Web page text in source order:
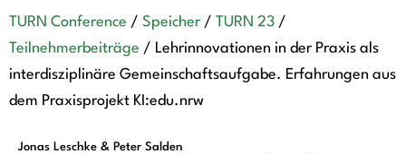
TURN Conference / Speicher / TURN 23 /
Teilnehmerbeiträge / Lehrinnovationen in der Praxis als
interdisziplinäre Gemeinschaftsaufgabe. Erfahrungen aus
dem Praxisprojekt KI:edu.nrw
Jonas Leschke & Peter Salden